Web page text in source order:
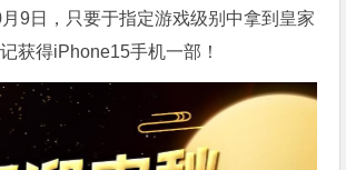
9日，只要于指定游戏级别中拿到皇家
获得iPhone15手机一部！